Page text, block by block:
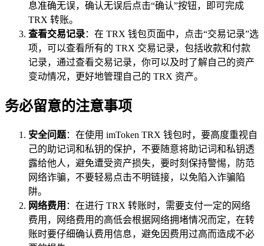
息准确无误，确认无误后点击“确认”按钮，即可完成
TRX 转账。
查看交易记录：在 TRX 钱包页面中，点击“交易记录”选
项，可以查看所有的 TRX 交易记录，包括收款和付款
记录，通过查看交易记录，你可以及时了解自己的资产
变动情况，更好地管理自己的 TRX 资产。
务必留意的注意事项
安全问题：在使用 imToken TRX 钱包时，要高度重视自
己的助记词和私钥的保护，不要随意将助记词和私钥透
露给他人，避免遭受资产损失，要时刻保持警惕，防范
网络诈骗，不要轻易点击不明链接，以免陷入诈骗陷
阱。
网络费用 ：在进行 TRX 转账时，需要支付一定的网络
费用，网络费用的高低会根据网络拥堵情况而定，在转
账时要仔细确认费用信息，避免因费用过高而造成不必